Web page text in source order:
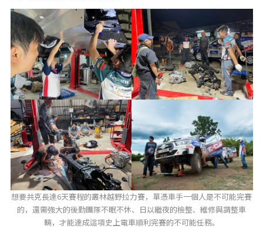
想要共克長達6天賽程的叢林越野拉力賽，單憑車手一個人是不可能完賽
的，還需強大的後勤團隊不眠不休、日以繼夜的檢整、維修與調整車
輛，才能達成這項史上電車順利完賽的不可能任務。